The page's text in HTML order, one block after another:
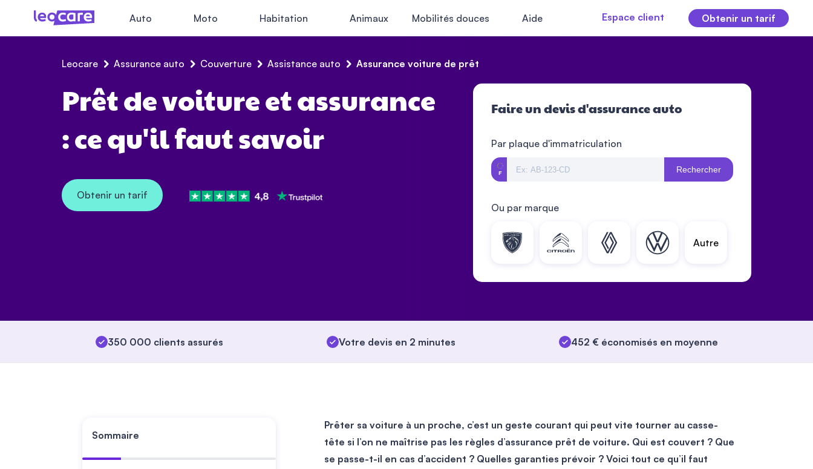
Auto Moto Habitation Animaux Mobilités douces Aide Espace client Obtenir un tarif
Leocare Assurance auto Couverture Assistance auto Assurance voiture de prêt
Prêt de voiture et assurance
: ce qu'il faut savoir
Obtenir un tarif
Faire un devis d'assurance auto
Par plaque d'immatriculation
Rechercher
Ou par marque
Autre
350 000 clients assurés Votre devis en 2 minutes 452 € économisés en moyenne
Sommaire
Prêter sa voiture à un proche, c’est un geste courant qui peut vite tourner au casse-
tête si l’on ne maîtrise pas les règles d’assurance prêt de voiture. Qui est couvert ? Que
se passe-t-il en cas d’accident ? Quelles garanties prévoir ? Voici tout ce qu’il faut